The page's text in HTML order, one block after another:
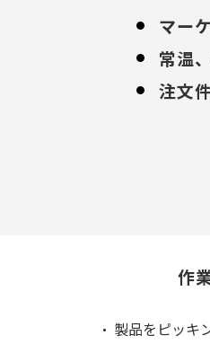
マー
常温
注文
作
製品をピッキ